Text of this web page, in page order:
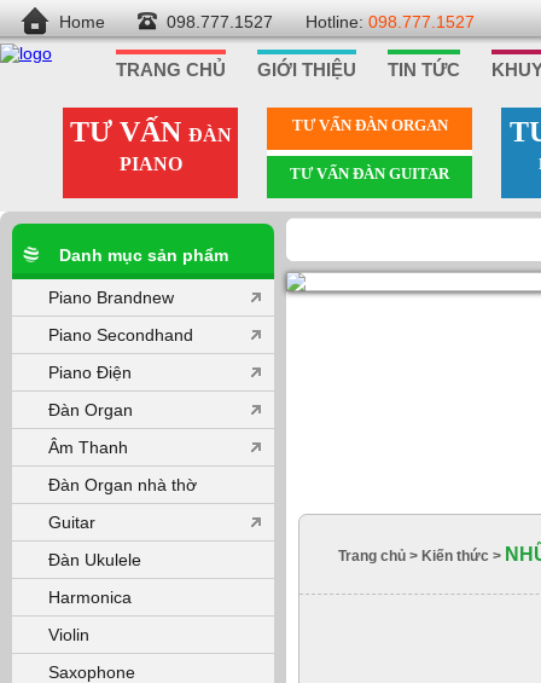
Home 098.777.1527 Hotline: 098.777.1527
TRANG CHỦ GIỚI THIỆU TIN TỨC
TƯ VẤN ĐÀN
PIANO
TƯ VẤN ÐÀN ORGAN
TƯ VẤN ÐÀN GUITAR
Danh mục sản phẩm
Piano Brandnew
Piano Secondhand
Piano Điện
Đàn Organ
Âm Thanh
Đàn Organ nhà thờ
Guitar
Đàn Ukulele
Harmonica
Violin
Saxophone
Trang chủ > Kiến thức >